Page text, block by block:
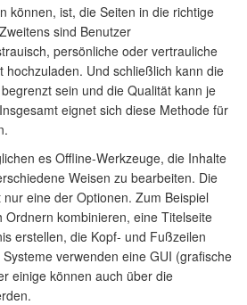
können, ist, die Seiten in die richtige
sind Benutzer
persönliche oder vertrauliche
hochzuladen. Und schließlich kann die
sein und die Qualität kann je
eignet sich diese Methode für
es Offline-Werkzeuge, die Inhalte
Weisen zu bearbeiten. Die
eine der Optionen. Zum Beispiel
Ordnern kombinieren, eine Titelseite
erstellen, die Kopf- und Fußzeilen
verwenden eine GUI (grafische
einige können auch über die